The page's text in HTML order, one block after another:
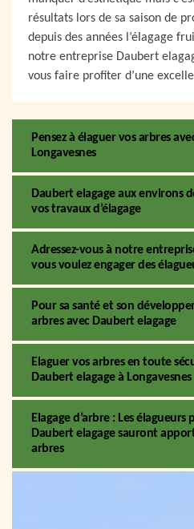
résultats lors de sa saison de
depuis des années l’élagage
notre entreprise Daubert
vous faire profiter d’une
Pensez à élaguer vos arbres
Longavesnes
Daubert elagage aux environs
vos travaux d’élagage
Adressez-vous à notre
vous voulez engager des
Pour sa santé et son
arbres avec Daubert elagage
Elaguer vos arbres en toute
Daubert elagage à Longavesnes
Elagage d’arbre : Les élagueurs
Daubert elagage sauront
arbres